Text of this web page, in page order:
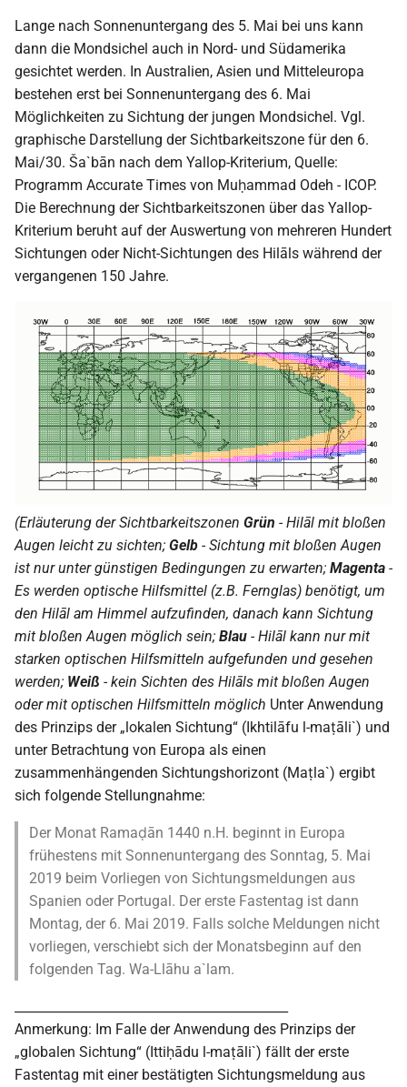
Lange nach Sonnenuntergang des 5. Mai bei uns kann
dann die Mondsichel auch in Nord- und Südamerika
gesichtet werden. In Australien, Asien und Mitteleuropa
bestehen erst bei Sonnenuntergang des 6. Mai
Möglichkeiten zu Sichtung der jungen Mondsichel. Vgl.
graphische Darstellung der Sichtbarkeitszone für den 6.
Mai/30. Ša`bān nach dem Yallop-Kriterium, Quelle:
Programm Accurate Times von Muḥammad Odeh - ICOP.
Die Berechnung der Sichtbarkeitszonen über das Yallop-
Kriterium beruht auf der Auswertung von mehreren Hundert
Sichtungen oder Nicht-Sichtungen des Hilāls während der
vergangenen 150 Jahre.
(Erläuterung der Sichtbarkeitszonen Grün - Hilāl mit bloßen
Augen leicht zu sichten; Gelb - Sichtung mit bloßen Augen
ist nur unter günstigen Bedingungen zu erwarten; Magenta -
Es werden optische Hilfsmittel (z.B. Fernglas) benötigt, um
den Hilāl am Himmel aufzufinden, danach kann Sichtung
mit bloßen Augen möglich sein; Blau - Hilāl kann nur mit
starken optischen Hilfsmitteln aufgefunden und gesehen
werden; Weiß - kein Sichten des Hilāls mit bloßen Augen
oder mit optischen Hilfsmitteln möglich Unter Anwendung
des Prinzips der „lokalen Sichtung“ (Ikhtilāfu l-maṭāli`) und
unter Betrachtung von Europa als einen
zusammenhängenden Sichtungshorizont (Maṭla`) ergibt
sich folgende Stellungnahme:
Der Monat Ramaḍān 1440 n.H. beginnt in Europa
frühestens mit Sonnenuntergang des Sonntag, 5. Mai
2019 beim Vorliegen von Sichtungsmeldungen aus
Spanien oder Portugal. Der erste Fastentag ist dann
Montag, der 6. Mai 2019. Falls solche Meldungen nicht
vorliegen, verschiebt sich der Monatsbeginn auf den
folgenden Tag. Wa-Llāhu a`lam.
Anmerkung: Im Falle der Anwendung des Prinzips der
„globalen Sichtung“ (Ittiḥādu l-maṭāli`) fällt der erste
Fastentag mit einer bestätigten Sichtungsmeldung aus